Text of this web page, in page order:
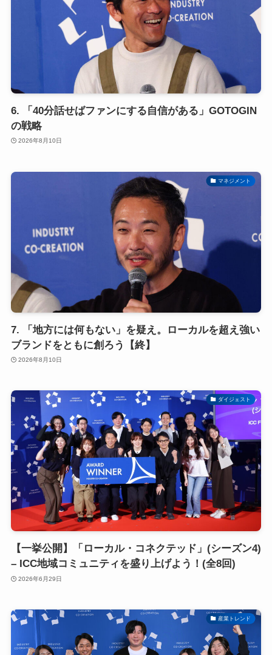
6. 「40分話せばファンにする自信がある」GOTOGIN
の戦略
2026年8月10日
マネジメント
7. 「地方には何もない」を疑え。ローカルを超え強い
ブランドをともに創ろう【終】
2026年8月10日
ダイジェスト
【一挙公開】「ローカル・コネクテッド」(シーズン4)
– ICC地域コミュニティを盛り上げよう！(全8回)
2026年6月29日
産業トレンド